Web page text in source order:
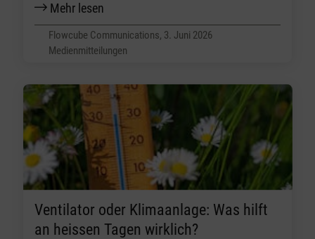
Mehr lesen
Flowcube Communications, 3. Juni 2026
Medienmitteilungen
Ventilator oder Klimaanlage: Was hilft
an heissen Tagen wirklich?